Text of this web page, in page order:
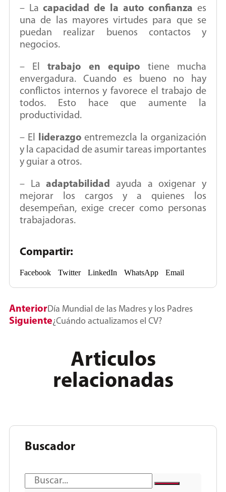
– Lacapacidad de la auto confianza es
una de las mayores virtudes para que se
puedan realizar buenos contactos y
negocios.
– El trabajo en equipo tiene mucha
envergadura. Cuando es bueno no hay
conflictos internos y favorece el trabajo de
todos. Esto hace que aumente la
productividad.
– El liderazgo entremezcla la organización
y la capacidad de asumir tareas importantes
y guiar a otros.
– Laadaptabilidad
ayuda a oxigenar y
mejorar los cargos y a quienes los
desempeñan, exige crecer como personas
trabajadoras.
Compartir:
Facebook Twitter LinkedIn WhatsApp Email
AnteriorDía Mundial de las Madres y los Padres
Siguiente¿Cuándo actualizamos el CV?
Articulos
relacionadas
Buscador